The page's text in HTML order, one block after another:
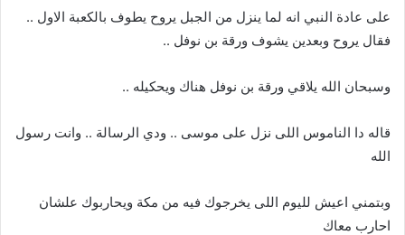
على عادة النبي انه لما ينزل من الجبل يروح يطوف بالكعبة الاول ..
فقال يروح وبعدين يشوف ورقة بن نوفل ..
وسبحان الله يلاقي ورقة بن نوفل هناك ويحكيله ..
قاله دا الناموس اللى نزل على موسى .. ودي الرسالة .. وانت رسول
الله
وبتمني اعيش لليوم اللى يخرجوك فيه من مكة ويحاربوك علشان
احارب معاك